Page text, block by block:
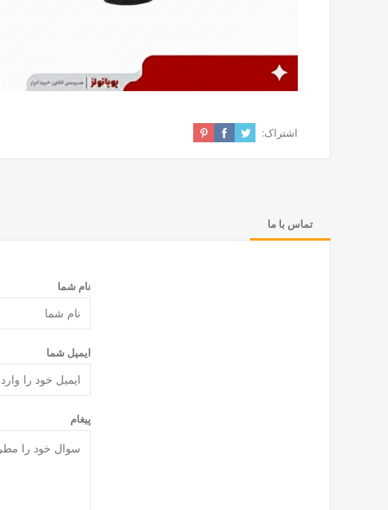
اشتراک:
تماس با ما
نام شما
ایمیل شما
پیغام